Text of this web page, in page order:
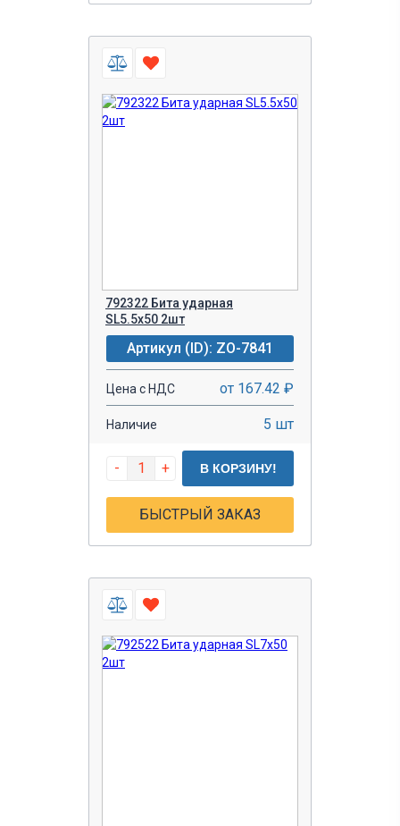
792322 Бита ударная
SL5.5х50 2шт
Артикул (ID): ZO-7841
Цена с НДС от 167.42 ₽
Наличие 5 шт
- + В КОРЗИНУ!
БЫСТРЫЙ ЗАКАЗ